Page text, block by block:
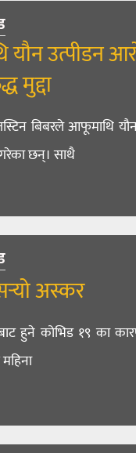
यौन उत्पीडन
मुद्दा
बिबरले आफूमाथि
गरेका छन्। साथै
अस्कर
हुने कोभिड १९ का कारण